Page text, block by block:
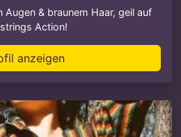
Augen & braunem Haar, geil auf
Action!
anzeigen